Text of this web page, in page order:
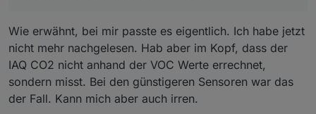
Wie erwähnt, bei mir passte es eigentlich. Ich habe jetzt
nicht mehr nachgelesen. Hab aber im Kopf, dass der
IAQ CO2 nicht anhand der VOC Werte errechnet,
sondern misst. Bei den günstigeren Sensoren war das
der Fall. Kann mich aber auch irren.